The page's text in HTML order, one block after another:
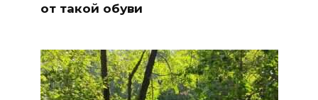
от такой обуви